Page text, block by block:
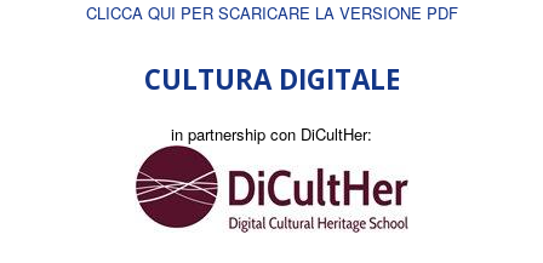
CLICCA QUI PER SCARICARE LA VERSIONE PDF
CULTURA DIGITALE
in partnership con DiCultHer: